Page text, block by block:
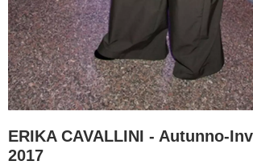
ERIKA CAVALLINI - Autunno-
2017